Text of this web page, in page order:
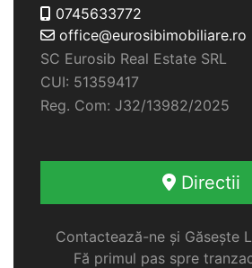
0745633772
office@eurosibimobiliare.ro
SC Eurosib Real Estate SRL
CUI: 51359417
Reg. Com: J32/13982/2025
Directii
Contactează-ne și Găsește
Fă primul pas spre